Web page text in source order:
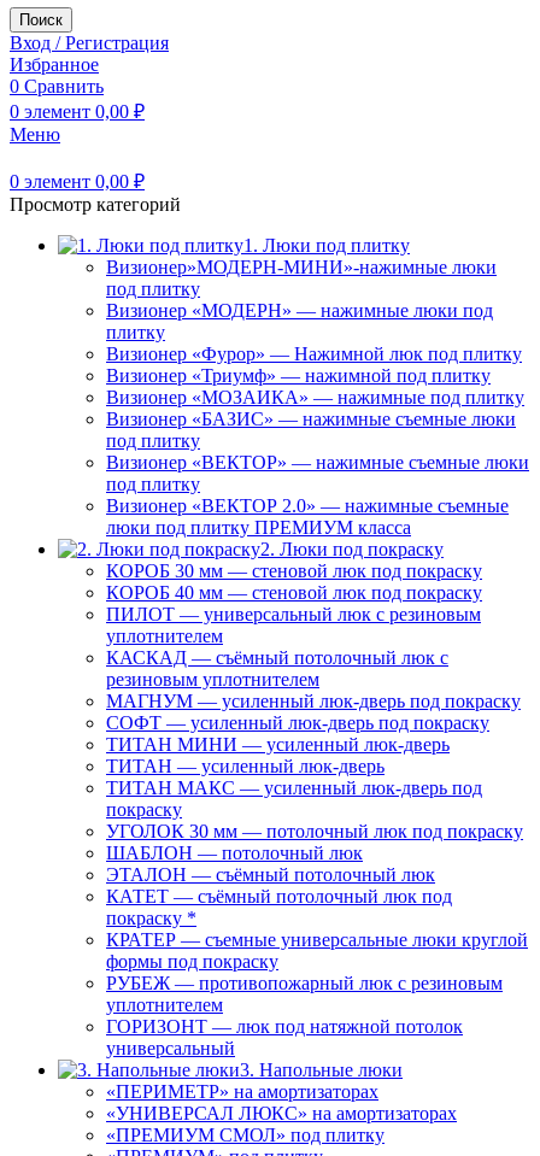
Поиск
Вход / Регистрация
Избранное
0 Сравнить
0 элемент 0,00 ₽
Меню
0 элемент 0,00 ₽
Просмотр категорий
1. Люки под плитку
Визионер»МОДЕРН-МИНИ»-нажимные люки
под плитку
Визионер «МОДЕРН» — нажимные люки под
плитку
Визионер «Фурор» — Нажимной люк под плитку
Визионер «Триумф» — нажимной под плитку
Визионер «МОЗАИКА» — нажимные под плитку
Визионер «БАЗИС» — нажимные съемные люки
под плитку
Визионер «ВЕКТОР» — нажимные съемные люки
под плитку
Визионер «ВЕКТОР 2.0» — нажимные съемные
люки под плитку ПРЕМИУМ класса
2. Люки под покраску
КОРОБ 30 мм — стеновой люк под покраску
КОРОБ 40 мм — стеновой люк под покраску
ПИЛОТ — универсальный люк с резиновым
уплотнителем
КАСКАД — съёмный потолочный люк с
резиновым уплотнителем
МАГНУМ — усиленный люк-дверь под покраску
СОФТ — усиленный люк-дверь под покраску
ТИТАН МИНИ — усиленный люк-дверь
ТИТАН — усиленный люк-дверь
ТИТАН МАКС — усиленный люк-дверь под
покраску
УГОЛОК 30 мм — потолочный люк под покраску
ШАБЛОН — потолочный люк
ЭТАЛОН — съёмный потолочный люк
КАТЕТ — съёмный потолочный люк под
покраску *
КРАТЕР — съемные универсальные люки круглой
формы под покраску
РУБЕЖ — противопожарный люк с резиновым
уплотнителем
ГОРИЗОНТ — люк под натяжной потолок
универсальный
3. Напольные люки
«ПЕРИМЕТР» на амортизаторах
«УНИВЕРСАЛ ЛЮКС» на амортизаторах
«ПРЕМИУМ СМОЛ» под плитку